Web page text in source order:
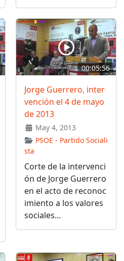
00:05:56
Jorge Guerrero, inter
vención el 4 de mayo
de 2013
May 4, 2013
PSOE - Partido Sociali
sta
Corte de la intervenci
ón de Jorge Guerrero
en el acto de reconoc
imiento a los valores
sociales...